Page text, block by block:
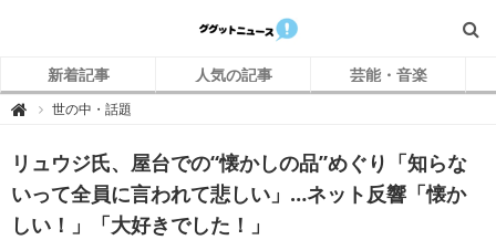
新着記事 人気の記事 芸能・音楽
 グ
ニ
ュ
ー
ス
世の中・話題
リュウジ氏、屋台での“懐かしの品”めぐり「知らな
いって全員に言われて悲しい」…ネット反響「懐か
しい！」「大好きでした！」